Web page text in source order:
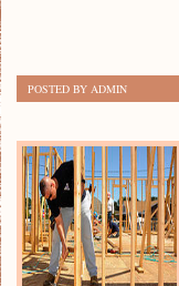
POSTED BY ADMIN